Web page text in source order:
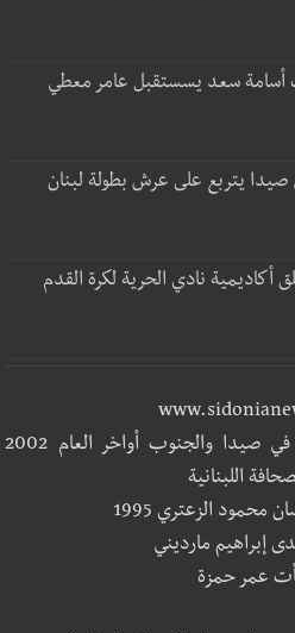
أسامة سعد يسستقبل عامر معطي
صيدا يتربع على عرش بطولة لبنان
أكاديمية نادي الحرية لكرة القدم
أول صحيفة اليكترونية صدرت في صيدا والجنوب أواخر العام 2002
اللبنانية
الزعتري 1995
إبراهيم مارديني
عمر حمزة